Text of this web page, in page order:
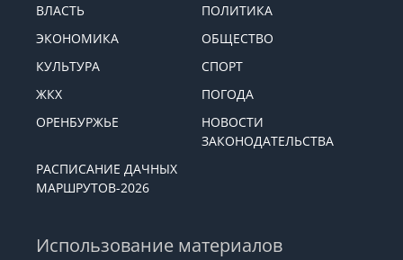
ВЛАСТЬ
ПОЛИТИКА
ЭКОНОМИКА
ОБЩЕСТВО
КУЛЬТУРА
СПОРТ
ЖКХ
ПОГОДА
ОРЕНБУРЖЬЕ
НОВОСТИ
ЗАКОНОДАТЕЛЬСТВА
РАСПИСАНИЕ ДАЧНЫХ
МАРШРУТОВ-2026
Использование материалов